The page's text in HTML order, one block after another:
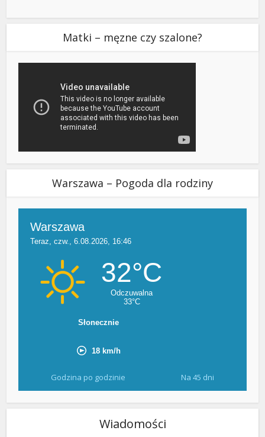
Matki – męzne czy szalone?
Warszawa – Pogoda dla rodziny
Godzina po godzinie Na 45 dni
Wiadomości